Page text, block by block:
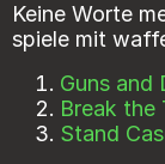
Keine Worte
spiele mit
Guns and
Break the
Stand